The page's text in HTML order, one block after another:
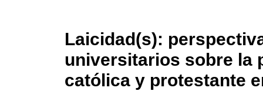
Laicidad(s):
universitarios sobre la
católica y protestante